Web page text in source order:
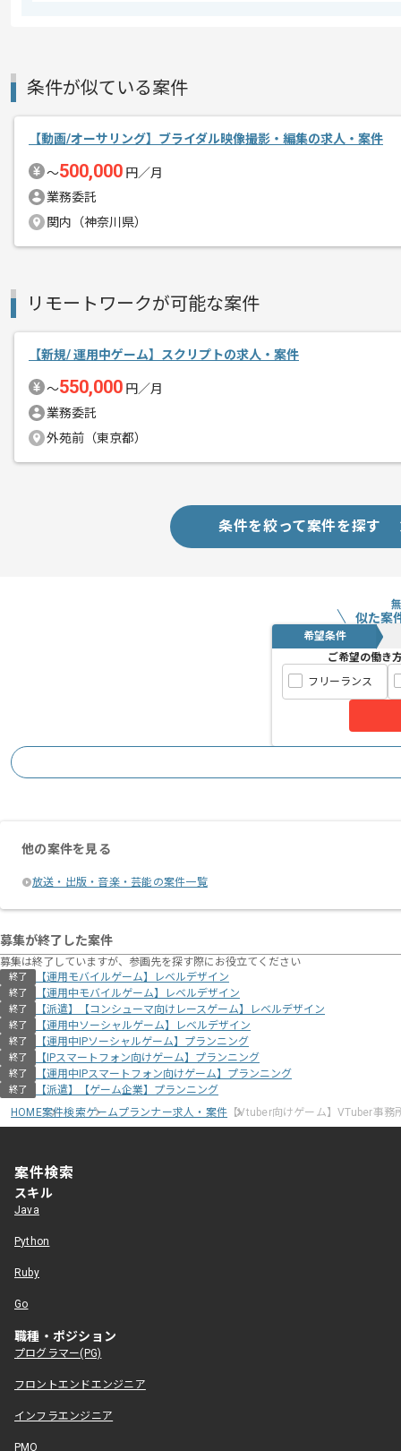
条件が似ている案件
【動画/オーサリング】ブライダル映像撮影・編集の求人・案件
〜500,000 円／月
業務委託
関内（神奈川県）
リモートワークが可能な案件
【新規/ 運用中ゲーム】スクリプトの求人・案件
〜550,000 円／月
業務委託
外苑前（東京都）
条件を絞って案件を探す
似た案
希望条件
ご希望の働き
フリーランス
他の案件を見る
放送・出版・音楽・芸能の案件一覧
募集が終了した案件
募集は終了していますが、参画先を探す際にお役立てください
終了 【運用モバイルゲーム】レベルデザイン
終了 【運用中モバイルゲーム】レベルデザイン
終了 【派遣】【コンシューマ向けレースゲーム】レベルデザイン
終了 【運用中ソーシャルゲーム】レベルデザイン
終了 【運用中IPソーシャルゲーム】プランニング
終了 【IPスマートフォン向けゲーム】プランニング
終了 【運用中IPスマートフォン向けゲーム】プランニング
終了
【派遣】【ゲーム企業】プランニング
HOME案件検索ゲームプランナー求人・案件 【Vtuber向けゲーム】VTuber事
案件検索
スキル
Java
Python
Ruby
Go
職種・ポジション
プログラマー(PG)
フロントエンドエンジニア
インフラエンジニア
PMO